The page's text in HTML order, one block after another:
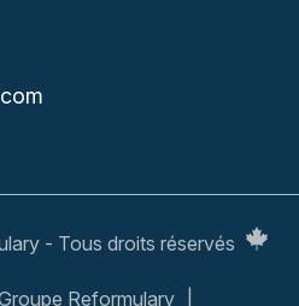
- Tous droits réservés
Reformulary